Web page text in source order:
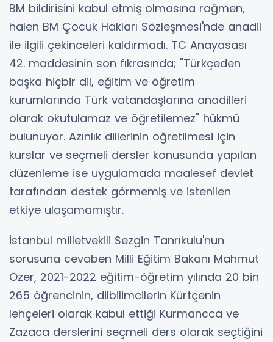
BM bildirisini kabul etmiş olmasına rağmen,
halen BM Çocuk Hakları Sözleşmesi'nde anadil
ile ilgili çekinceleri kaldırmadı. TC Anayasası
42. maddesinin son fıkrasında; "Türkçeden
başka hiçbir dil, eğitim ve öğretim
kurumlarında Türk vatandaşlarına anadilleri
olarak okutulamaz ve öğretilemez" hükmü
bulunuyor. Azınlık dillerinin öğretilmesi için
kurslar ve seçmeli dersler konusunda yapılan
düzenleme ise uygulamada maalesef devlet
tarafından destek görmemiş ve istenilen
etkiye ulaşamamıştır.
İstanbul milletvekili Sezgin Tanrıkulu'nun
sorusuna cevaben Milli Eğitim Bakanı Mahmut
Özer, 2021-2022 eğitim-öğretim yılında 20 bin
265 öğrencinin, dilbilimcilerin Kürtçenin
lehçeleri olarak kabul ettiği Kurmancca ve
Zazaca derslerini seçmeli ders olarak seçtiğini